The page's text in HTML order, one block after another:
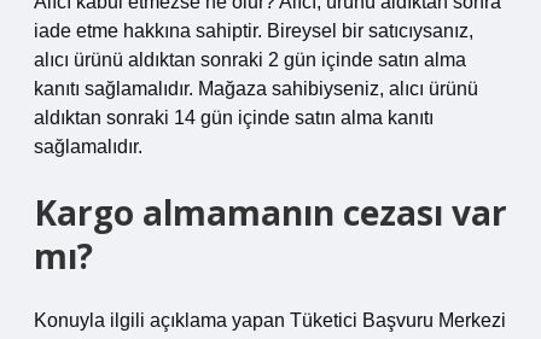
iade etme hakkına sahiptir. Bireysel bir satıcıysanız,
alıcı ürünü aldıktan sonraki 2 gün içinde satın alma
kanıtı sağlamalıdır. Mağaza sahibiyseniz, alıcı ürünü
aldıktan sonraki 14 gün içinde satın alma kanıtı
sağlamalıdır.
Kargo almamanın cezası var
mı?
Konuyla ilgili açıklama yapan Tüketici Başvuru Merkezi